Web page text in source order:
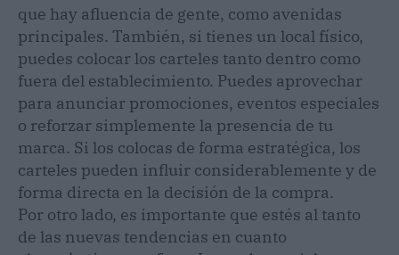
que hay afluencia de gente, como avenidas
principales. También, si tienes un local físico,
puedes colocar los carteles tanto dentro como
fuera del establecimiento. Puedes aprovechar
para anunciar promociones, eventos especiales
o reforzar simplemente la presencia de tu
marca. Si los colocas de forma estratégica, los
carteles pueden influir considerablemente y de
forma directa en la decisión de la compra.
Por otro lado, es importante que estés al tanto
de las nuevas tendencias en cuanto